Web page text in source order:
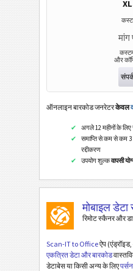
लिंक्डइन
लिंक्डइन
लिंक्डइन
गूगल प्ले
डाटा मैट्रिक्स
एज़्टेक
स्वास्थ्य सेवा
आईएसबीएन
बिजनेस कार्ड
कैलेंडर कोड
मांग
और
ऑनलाइन बारकोड जनरेटरकेवल
अगले 12 महीनों के लिए
समाप्ति से कम से कम 3
रद्दीकरण
उपयोग शुल्कवापसी
मोबाइल
रिमोट स्कैनर और
Scan-IT to Officeऐप
एकत्रित डेटा और बारकोड
डेटाबेस या किसी अन्य के लिए